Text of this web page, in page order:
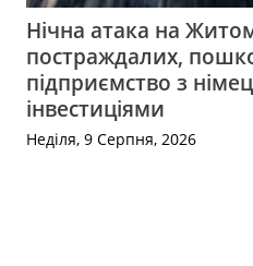
Нічна атака на
постраждалих,
підприємство з
інвестиціями
Неділя, 9 Серпня, 2026